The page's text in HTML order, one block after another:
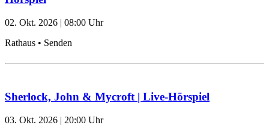
02. Okt. 2026 | 08:00 Uhr
Rathaus • Senden
Sherlock, John & Mycroft | Live-Hörspiel
03. Okt. 2026 | 20:00 Uhr